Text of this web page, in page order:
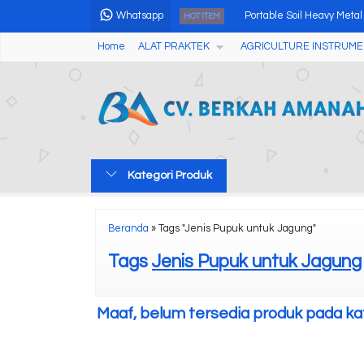
Whatsapp HOT ITEM Portable Soil Heavy
Handheld Homogenizers
Refractometer Digital
Home ALAT PRAKTEK AGRICULTURE
Kategori Produk
Beranda » Tags "Jenis Pupuk untuk Jagung"
Tags Jenis Pupuk untuk Jagung
Maaf, belum tersedia produk pada